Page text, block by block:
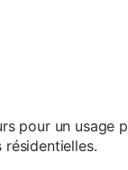
pour un usage